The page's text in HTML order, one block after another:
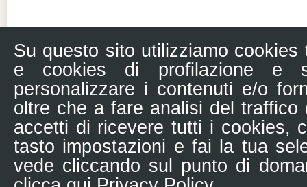
Su questo sito utilizziamo
e cookies di profilazione e
personalizzare i contenuti e/o
oltre che a fare analisi del
accetti di ricevere tutti i cookies,
tasto impostazioni e fai la tua
vede cliccando sul punto di